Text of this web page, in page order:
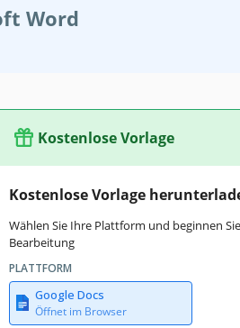
Word
Kostenlose Vorlage
Kostenlose Vorlage
Wählen Sie Ihre Plattform und beginnen
Bearbeitung
PLATTFORM
Google Docs
Öffnet im Browser